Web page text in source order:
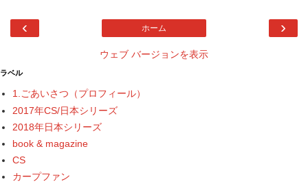
‹ ›
ホーム
ウェブ バージョンを表示
ラベル
1.ごあいさつ（プロフィール）
2017年CS/日本シリーズ
2018年日本シリーズ
book & magazine
CS
カープファン